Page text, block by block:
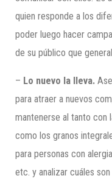
quien responde a los
poder luego hacer
de su público que
– Lo nuevo la lleva.
para atraer a nuevos
mantenerse al tanto con
como los granos
para personas con
etc. y analizar cuáles